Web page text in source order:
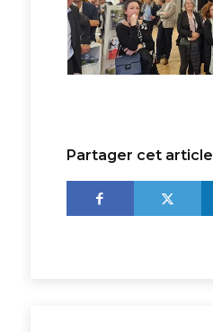
Partager cet article